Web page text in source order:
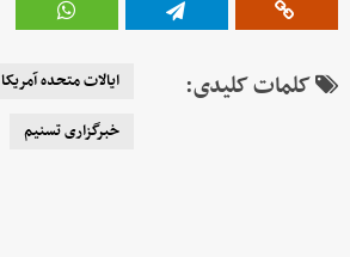
کلمات کلیدی: ایالات متحده آمریکا
خبرگزاری تسنیم